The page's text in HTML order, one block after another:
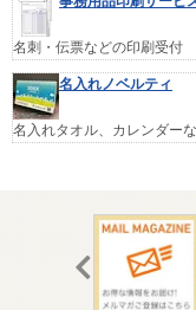
名刺・伝票などの印刷受付
名入れノベルティ
名入れタオル、カレンダー